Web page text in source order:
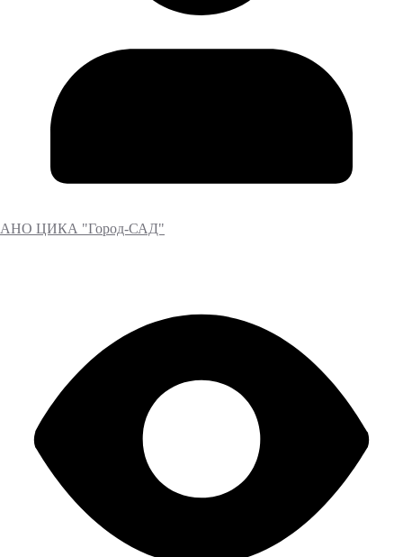
АНО ЦИКА "Город-САД"